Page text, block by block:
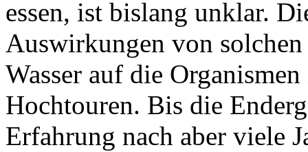
essen, ist bislang unklar.
Auswirkungen von
Wasser auf die
Hochtouren. Bis die
Erfahrung nach aber viele